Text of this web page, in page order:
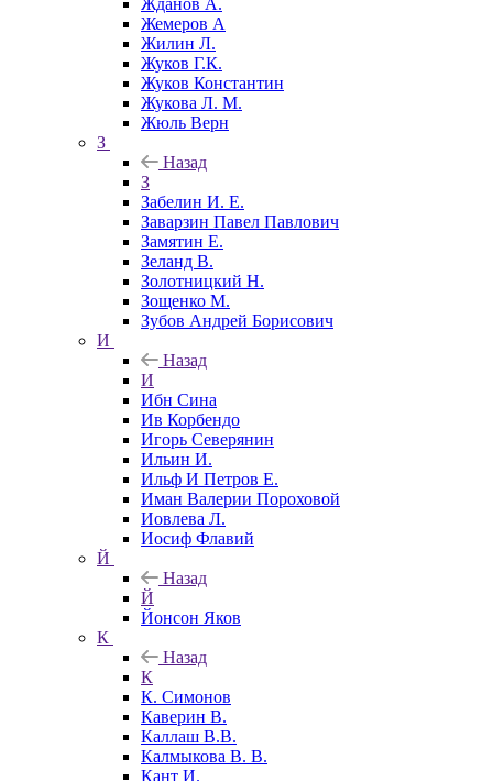
Жданов А.
Жемеров А
Жилин Л.
Жуков Г.К.
Жуков Константин
Жукова Л. М.
Жюль Верн
З
Назад
З
Забелин И. Е.
Заварзин Павел Павлович
Замятин Е.
Зеланд В.
Золотницкий Н.
Зощенко М.
Зубов Андрей Борисович
И
Назад
И
Ибн Сина
Ив Корбендо
Игорь Северянин
Ильин И.
Ильф И Петров Е.
Иман Валерии Пороховой
Иовлева Л.
Иосиф Флавий
Й
Назад
Й
Йонсон Яков
К
Назад
К
К. Симонов
Каверин В.
Каллаш В.В.
Калмыкова В. В.
Кант И.